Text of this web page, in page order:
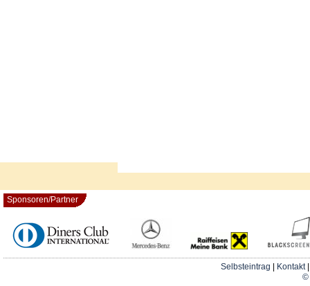
Sponsoren/Partner
Selbsteintrag Kontakt
©